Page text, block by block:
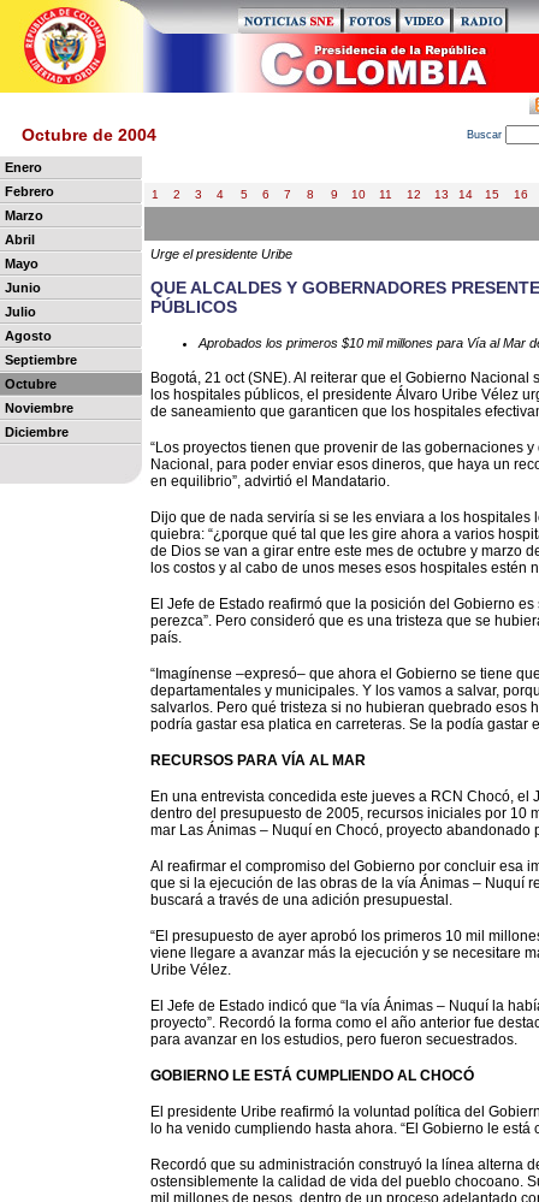
Octubre de 2004 Buscar
Enero
Febrero
Marzo
Abril
Mayo
Junio
Julio
Agosto
Septiembre
Octubre
Noviembre
Diciembre
1 2 3 4 5 6 7 8 9 10 11 12 13 14 15 16
Urge el presidente Uribe
QUE ALCALDES Y GOBERNADORES
PÚBLICOS
Aprobados los primeros $10 mil millones para Vía al Mar
Bogotá, 21 oct (SNE). Al reiterar que el Gobierno
los hospitales públicos, el presidente Álvaro Uribe Vélez
de saneamiento que garanticen que los hospitales
“Los proyectos tienen que provenir de las gobernaciones
Nacional, para poder enviar esos dineros, que haya un
en equilibrio”, advirtió el Mandatario.
Dijo que de nada serviría si se les enviara a los
quiebra: “¿porque qué tal que les gire ahora a varios
de Dios se van a girar entre este mes de octubre y marzo
los costos y al cabo de unos meses esos hospitales estén
El Jefe de Estado reafirmó que la posición del Gobierno
perezca”. Pero consideró que es una tristeza que se
país.
“Imagínense –expresó– que ahora el Gobierno se tiene
departamentales y municipales. Y los vamos a salvar,
salvarlos. Pero qué tristeza si no hubieran quebrado esos
podría gastar esa platica en carreteras. Se la podía gastar
RECURSOS PARA VÍA AL MAR
En una entrevista concedida este jueves a RCN Chocó,
dentro del presupuesto de 2005, recursos iniciales por 10
mar Las Ánimas – Nuquí en Chocó, proyecto
Al reafirmar el compromiso del Gobierno por concluir esa
que si la ejecución de las obras de la vía Ánimas – Nuquí
buscará a través de una adición presupuestal.
“El presupuesto de ayer aprobó los primeros 10 mil
viene llegare a avanzar más la ejecución y se necesitare
Uribe Vélez.
El Jefe de Estado indicó que “la vía Ánimas – Nuquí la
proyecto”. Recordó la forma como el año anterior fue
para avanzar en los estudios, pero fueron secuestrados.
GOBIERNO LE ESTÁ CUMPLIENDO AL CHOCÓ
El presidente Uribe reafirmó la voluntad política del
lo ha venido cumpliendo hasta ahora. “El Gobierno le
Recordó que su administración construyó la línea alterna
ostensiblemente la calidad de vida del pueblo chocoano.
mil millones de pesos, dentro de un proceso adelantado